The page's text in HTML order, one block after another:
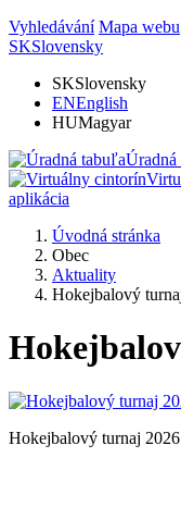
Vyhledávání Mapa webu
SKSlovensky
SKSlovensky
ENEnglish
HUMagyar
Úradná
aplikácia
Úvodná stránka
Obec
Aktuality
Hokejbalový
Hokejbalový turnaj 2026